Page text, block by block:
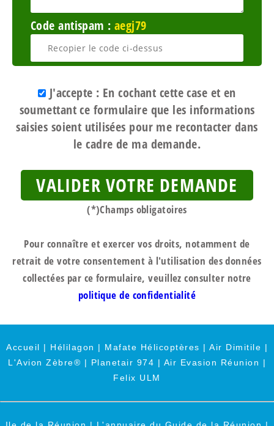
Code antispam :aegj79
J'accepte : En cochant cette case et en
soumettant ce formulaire que les informations
saisies soient utilisées pour me recontacter dans
le cadre de ma demande.
VALIDER VOTRE DEMANDE
(*)Champs obligatoires
Pour connaître et exercer vos droits, notamment de
retrait de votre consentement à l'utilisation des données
collectées par ce formulaire, veuillez consulter notre
politique de confidentialité
Accueil | Hélilagon | Mafate Hélicoptères | Air Dimitile |
L'Avion Zèbre® | Planetair 974 | Air Evasion Réunion |
Felix ULM